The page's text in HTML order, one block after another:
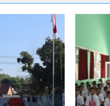
Gandeng Komunitas
Nuzulul Qur’an
Agung At-Taqwa Angkatan
Berbagi”, SMASGA